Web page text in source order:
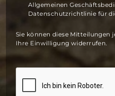
Allgemeinen
Datenschutzrichtlinie für
Sie können diese Mitteilungen
Ihre Einwilligung widerrufen.